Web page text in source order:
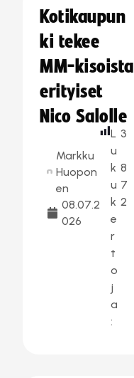
Kotikaupun
ki tekee
MM-kisoista
erityiset
Nico Salolle
Markku
Huopon
en
08.07.2
026
L
u
k
u
k
e
r
t
o
j
a
:
3
8
7
2